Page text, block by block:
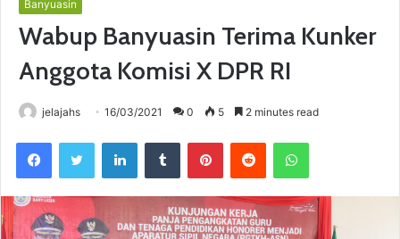
Banyuasin
Wabup Banyuasin Terima Kunker
Anggota Komisi X DPR RI
jelajahs 16/03/2021 0 5 2 minutes read